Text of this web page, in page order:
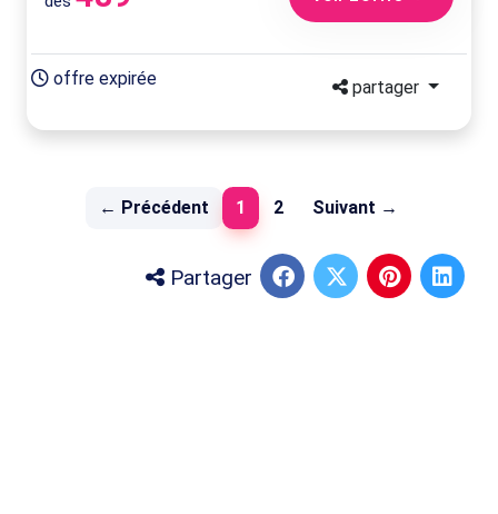
offre expirée partager
← Précédent 1 (current)
2 Suivant →
Partager